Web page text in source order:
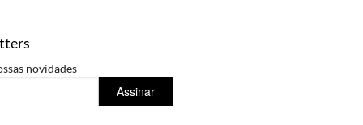
novidades
Assinar